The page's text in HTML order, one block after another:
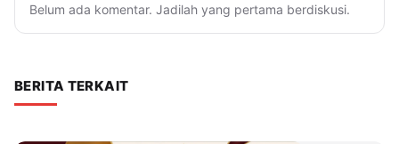
Belum ada komentar. Jadilah yang pertama berdiskusi.
BERITA TERKAIT